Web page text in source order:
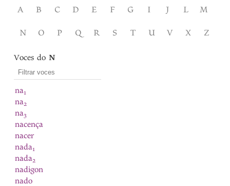
A B C D E F G I J L M
N O P Q R S T U V X Z
Voces doN
na1
na2
na3
nacença
nacer
nada1
nada2
nadigon
nado